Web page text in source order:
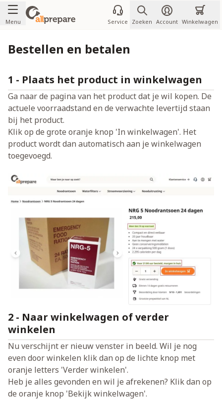
Ga naar de inhoud
Menu Service Zoeken Account Winkelwagen
Bestellen en betalen
1 - Plaats het product in winkelwagen
Ga naar de pagina van het product dat je wil kopen. De
actuele voorraadstand en de verwachte levertijd staan
bij het product.
Klik op de grote oranje knop 'In winkelwagen'. Het
product wordt dan automatisch aan je winkelwagen
toegevoegd.
2 - Naar winkelwagen of verder
winkelen
Nu verschijnt er nieuw venster in beeld. Wil je nog
even door winkelen klik dan op de lichte knop met
oranje letters 'Verder winkelen'.
Heb je alles gevonden en wil je afrekenen? Klik dan op
de oranje knop 'Bekijk winkelwagen'.